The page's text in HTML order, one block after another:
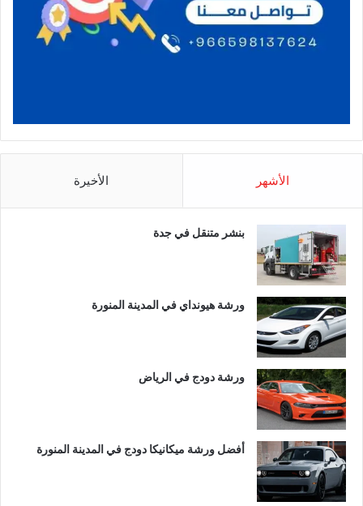
الأشهر الأخيرة
بنشر متنقل في جدة
ورشة هيونداي في المدينة المنورة
ورشة دودج في الرياض
أفضل ورشة ميكانيكا دودج في المدينة المنورة